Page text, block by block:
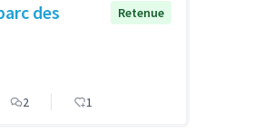
des
Retenue
2 1